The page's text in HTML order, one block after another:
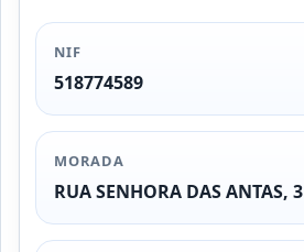
NIF
518774589
MORADA
RUA SENHORA DAS ANTAS, 3